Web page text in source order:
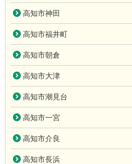
高知市神田
高知市福井町
高知市朝倉
高知市大津
高知市潮見台
高知市一宮
高知市介良
高知市長浜